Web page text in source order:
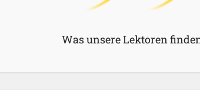
Was unsere Lektoren